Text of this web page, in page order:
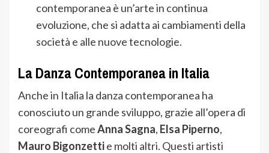
contemporanea è un’arte in continua
evoluzione, che si adatta ai cambiamenti della
società e alle nuove tecnologie.
La Danza Contemporanea in Italia
Anche in Italia la danza contemporanea ha
conosciuto un grande sviluppo, grazie all’opera di
coreografi comeAnna Sagna, Elsa Piperno,
Mauro Bigonzettie molti altri. Questi artisti